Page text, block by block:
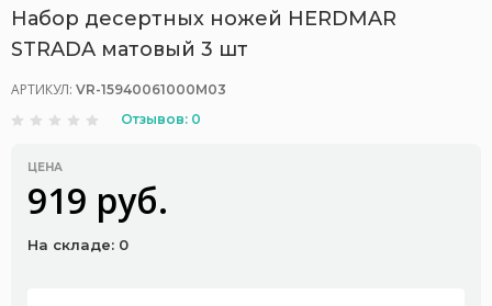
Набор десертных ножей HERDMAR
STRADA матовый 3 шт
АРТИКУЛ: VR-15940061000M03
Отзывов: 0
ЦЕНА
919 руб.
На складе: 0